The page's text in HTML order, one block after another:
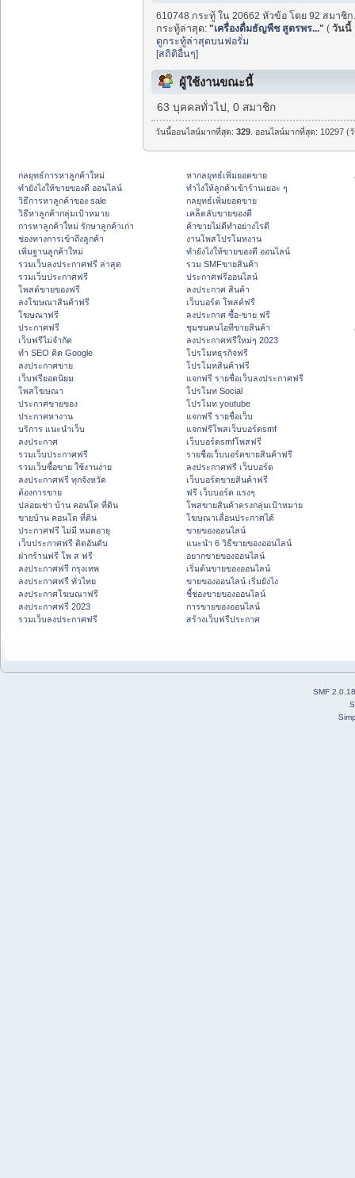
610748 กระทู้ ใน 20662 หัวข้อ โดย 92 สมาชิ
กระทู้ล่าสุด:"เครื่องดื่มธัญพืช สูตรพร..." (วันนี้
ดูกระทู้ล่าสุดบนฟอรั่ม
[สถิติอื่นๆ]
ผู้ใช้งานขณะนี้
63 บุคคลทั่วไป, 0 สมาชิก
วันนี้ออนไลน์มากที่สุด:329 . ออนไลน์มากที่สุด: 10297
กลยุทธ์การหาลูกค้าใหม่
ทํายังไงให้ขายของดี ออนไลน์
วิธีการหาลูกค้าของ sale
วิธีหาลูกค้ากลุ่มเป้าหมาย
การหาลูกค้าใหม่ รักษาลูกค้าเก่า
ช่องทางการเข้าถึงลูกค้า
เพิ่มฐานลูกค้าใหม่
รวมเว็บลงประกาศฟรี ล่าสุด
รวมเว็บประกาศฟรี
โพสต์ขายของฟรี
ลงโฆษณาสินค้าฟรี
โฆษณาฟรี
ประกาศฟรี
เว็บฟรีไม่จำกัด
ทำ SEO ติด Google
ลงประกาศขาย
เว็บฟรียอดนิยม
โพสโฆษณา
ประกาศขายของ
ประกาศหางาน
บริการ แนะนำเว็บ
ลงประกาศ
รวมเว็บประกาศฟรี
รวมเว็บซื้อขาย ใช้งานง่าย
ลงประกาศฟรี ทุกจังหวัด
ต้องการขาย
ปล่อยเช่า บ้าน คอนโด ที่ดิน
ขายบ้าน คอนโด ที่ดิน
ประกาศฟรี ไม่มี หมดอายุ
เว็บประกาศฟรี ติดอันดับ
ฝากร้านฟรี โพ ส ฟรี
ลงประกาศฟรี กรุงเทพ
ลงประกาศฟรี ทั่วไทย
ลงประกาศโฆษณาฟรี
ลงประกาศฟรี 2023
รวมเว็บลงประกาศฟรี
หากลยุทธ์เพิ่มยอดขาย
ทําไงให้ลูกค้าเข้าร้านเยอะ ๆ
กลยุทธ์เพิ่มยอดขาย
เคล็ดลับขายของดี
ค้าขายไม่ดีทำอย่างไรดี
งานโพสโปรโมทงาน
ทํายังไงให้ขายของดี ออนไลน์
รวม SMFขายสินค้า
ประกาศฟรีออนไลน์
ลงประกาศ สินค้า
เว็บบอร์ด โพสต์ฟรี
ลงประกาศ ซื้อ-ขาย ฟรี
ชุมชนคนไอทีขายสินค้า
ลงประกาศฟรีใหม่ๆ 2023
โปรโมทธุรกิจฟรี
โปรโมทสินค้าฟรี
แจกฟรี รายชื่อเว็บลงประกาศฟรี
โปรโมท Social
โปรโมท youtube
แจกฟรี รายชื่อเว็บ
แจกฟรีโพสเว็บบอร์ดsmf
เว็บบอร์ดsmfโพสฟรี
รายชื่อเว็บบอร์ดขายสินค้าฟรี
ลงประกาศฟรี เว็บบอร์ด
เว็บบอร์ดขายสินค้าฟรี
ฟรี เว็บบอร์ด แรงๆ
โพสขายสินค้าตรงกลุ่มเป้าหมาย
โฆษณาเลื่อนประกาศได้
ขายของออนไลน์
แนะนำ 6 วิธีขายของออนไลน์
อยากขายของออนไลน์
เริ่มต้นขายของออนไลน์
ขายของออนไลน์ เริ่มยังไง
ชี้ช่องขายของออนไลน์
การขายของออนไลน์
สร้างเว็บฟรีประกาศ
SMF 2.0.18